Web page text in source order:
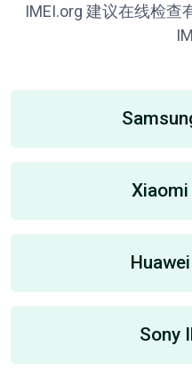
IMEI.org 建议在线检查
Xiaomi
Sony